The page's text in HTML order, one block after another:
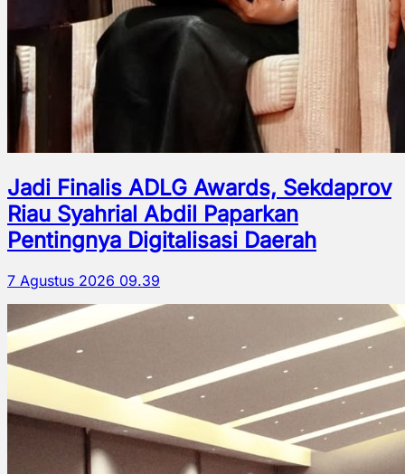
Jadi Finalis ADLG Awards, Sekdaprov
Riau Syahrial Abdil Paparkan
Pentingnya Digitalisasi Daerah
7 Agustus 2026 09.39